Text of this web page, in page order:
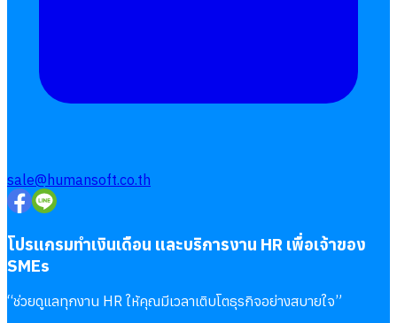
sale@humansoft.co.th
โปรแกรมทำเงินเดือน และบริการงาน HR เพื่อเจ้าของ
SMEs
“ช่วยดูแลทุกงาน HR ให้คุณมีเวลาเติบโตธุรกิจอย่างสบายใจ”